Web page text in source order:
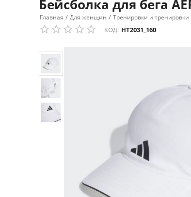
Бейсболка для бега
Главная / Для женщин / Тренировки и тренировки
КОД: HT2031_160